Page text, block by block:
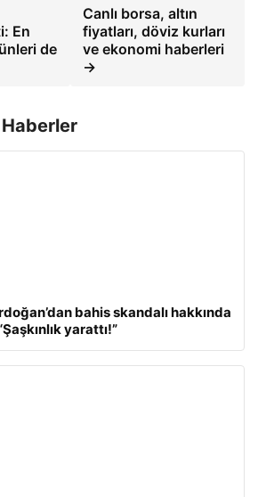
En
de
Canlı borsa, altın
fiyatları, döviz kurları
ve ekonomi haberleri
→
bahis skandalı hakkında
yarattı!”